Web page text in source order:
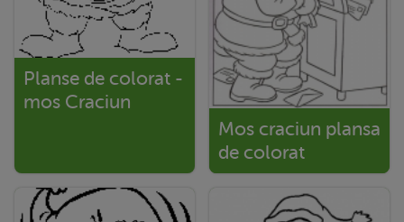
Planse de colorat -
mos Craciun
Mos craciun plansa
de colorat